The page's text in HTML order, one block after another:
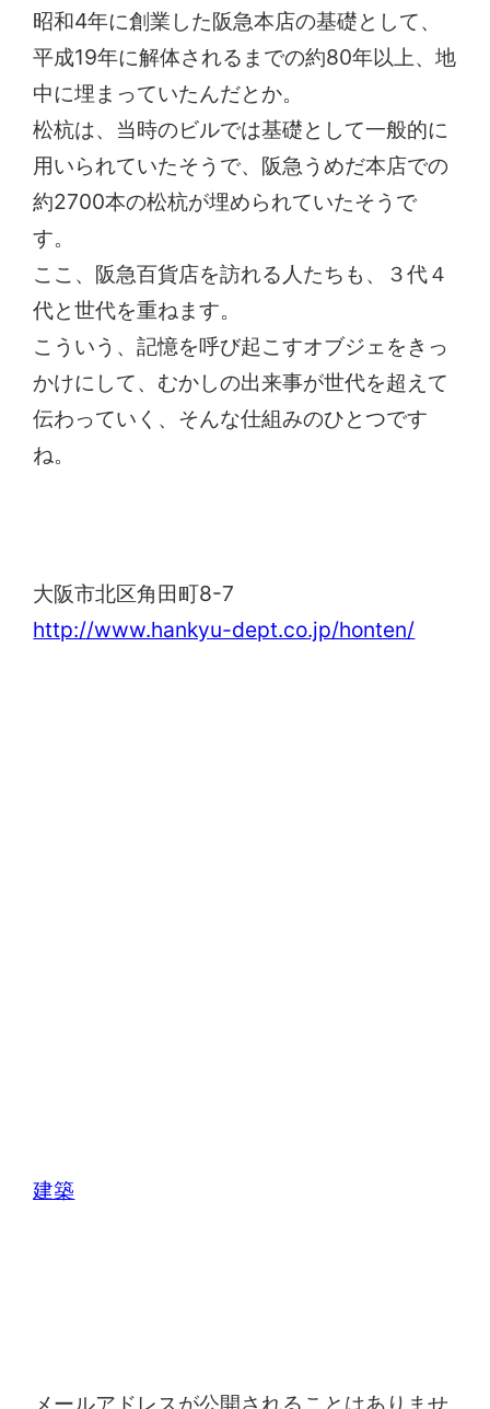
昭和4年に創業した阪急本店の基礎として、
平成19年に解体されるまでの約80年以上、地
中に埋まっていたんだとか。
松杭は、当時のビルでは基礎として一般的に
用いられていたそうで、阪急うめだ本店での
約2700本の松杭が埋められていたそうで
す。
ここ、阪急百貨店を訪れる人たちも、３代４
代と世代を重ねます。
こういう、記憶を呼び起こすオブジェをきっ
かけにして、むかしの出来事が世代を超えて
伝わっていく、そんな仕組みのひとつです
ね。
大阪市北区角田町8-7
http://www.hankyu-dept.co.jp/honten/
建築
メールアドレスが公開されることはありませ